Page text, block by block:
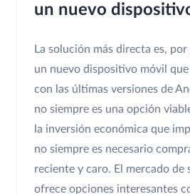
un nuevo
La solución más directa es,
un nuevo dispositivo móvil
con las últimas versiones de
no siempre es una opción
la inversión económica que
no siempre es necesario
reciente y caro. El mercado de
ofrece opciones interesantes